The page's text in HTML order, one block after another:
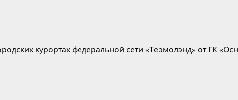
курортах федеральной сети «Термолэнд» от ГК